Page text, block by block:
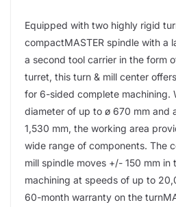
Equipped with two highly rigid
compactMASTER spindle with a
a second tool carrier in the form
turret, this turn & mill center
for 6-sided complete machining.
diameter of up to ø 670 mm and
1,530 mm, the working area
wide range of components. The
mill spindle moves +/- 150 mm in
machining at speeds of up to
60-month warranty on the